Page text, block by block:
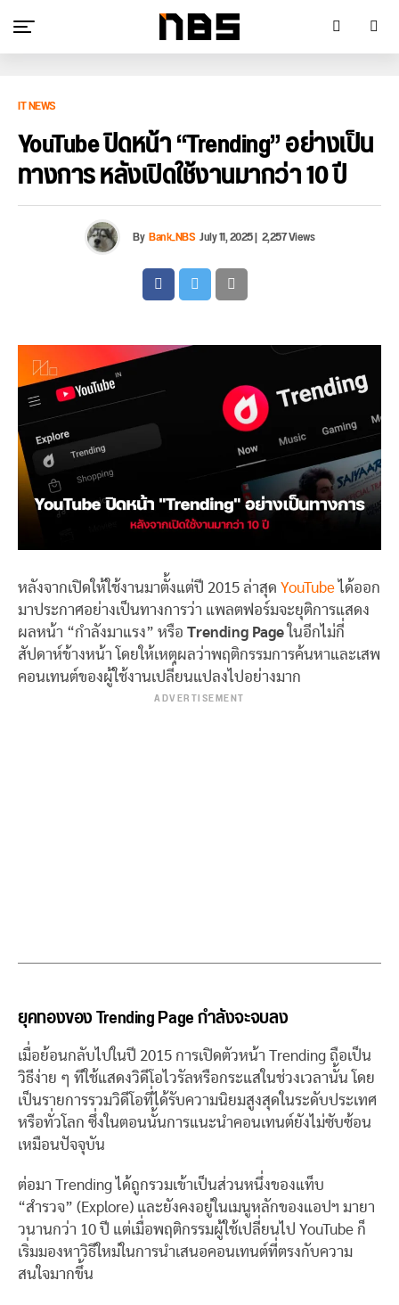
IT NEWS
YouTube ปิดหน้า “Trending” อย่างเป็น
ทางการ หลังเปิดใช้งานมากว่า 10 ปี
ByBank_NBSJuly 11, 2025| 2,257 Views
หลังจากเปิดให้ใช้งานมาตั้งแต่ปี 2015 ล่าสุด YouTube ได้ออก
มาประกาศอย่างเป็นทางการว่า แพลตฟอร์มจะยุติการแสดง
ผลหน้า “กำลังมาแรง” หรือ Trending Page ในอีกไม่กี่
สัปดาห์ข้างหน้า โดยให้เหตุผลว่าพฤติกรรมการค้นหาและเสพ
คอนเทนต์ของผู้ใช้งานเปลี่ยนแปลงไปอย่างมาก
ADVERTISEMENT
ยุคทองของ Trending Page กำลังจะจบลง
เมื่อย้อนกลับไปในปี 2015 การเปิดตัวหน้า Trending ถือเป็น
วิธีง่าย ๆ ทีใช้แสดงวิดีโอไวรัลหรือกระแสในช่วงเวลานั้น โดย
เป็นรายการรวมวิดีโอที่ได้รับความนิยมสูงสุดในระดับประเทศ
หรือทั่วโลก ซึ่งในตอนนั้นการแนะนำคอนเทนต์ยังไม่ซับซ้อน
เหมือนปัจจุบัน
ต่อมา Trending ได้ถูกรวมเข้าเป็นส่วนหนึ่งของแท็บ
“สำรวจ” (Explore) และยังคงอยู่ในเมนูหลักของแอปฯ มายา
วนานกว่า 10 ปี แต่เมื่อพฤติกรรมผู้ใช้เปลี่ยนไป YouTube ก็
เริ่มมองหาวิธีใหม่ในการนำเสนอคอนเทนต์ที่ตรงกับความ
สนใจมากขึ้น